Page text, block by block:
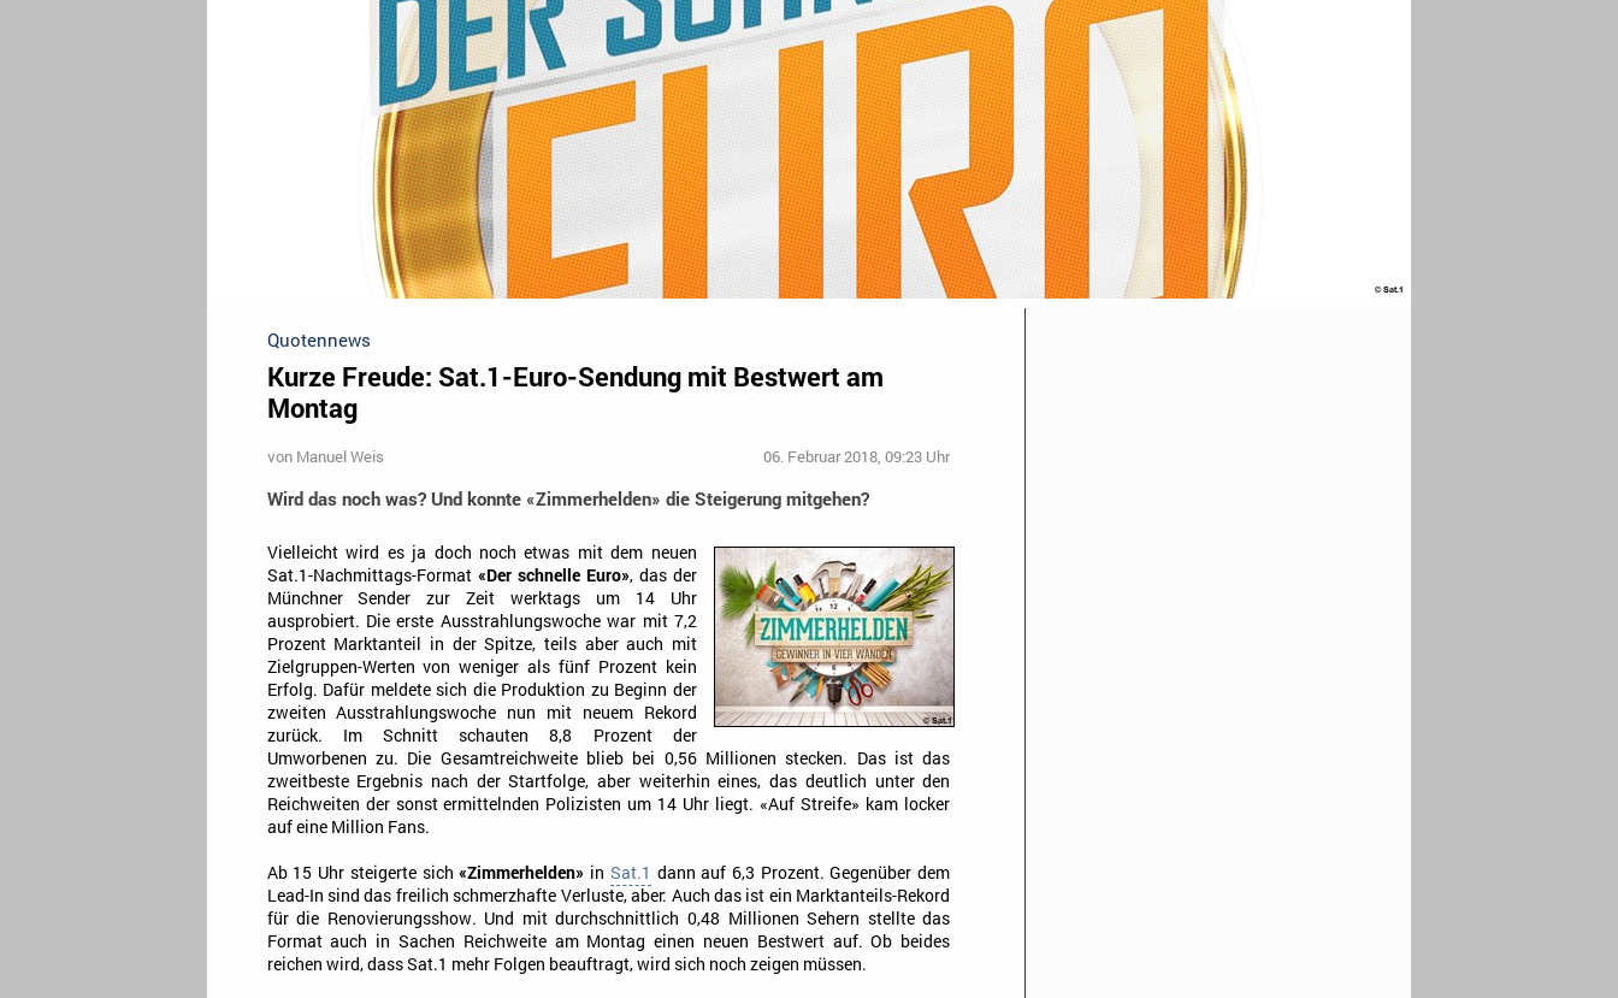
Quotennews
Kurze Freude: Sat.1-Euro-Sendung mit Bestwert am
Montag
von Manuel Weis 06. Februar 2018, 09:23 Uhr
Wird das noch was? Und konnte «Zimmerhelden» die Steigerung mitgehen?
Vielleicht wird es ja doch noch etwas mit dem neuen
Sat.1-Nachmittags-Format «Der schnelle Euro», das der
Münchner Sender zur Zeit werktags um 14 Uhr
ausprobiert. Die erste Ausstrahlungswoche war mit 7,2
Prozent Marktanteil in der Spitze, teils aber auch mit
Zielgruppen-Werten von weniger als fünf Prozent kein
Erfolg. Dafür meldete sich die Produktion zu Beginn der
zweiten Ausstrahlungswoche nun mit neuem Rekord
zurück. Im Schnitt schauten 8,8 Prozent der
Umworbenen zu. Die Gesamtreichweite blieb bei 0,56 Millionen stecken. Das ist das
zweitbeste Ergebnis nach der Startfolge, aber weiterhin eines, das deutlich unter den
Reichweiten der sonst ermittelnden Polizisten um 14 Uhr liegt. «Auf Streife» kam locker
auf eine Million Fans.
Ab 15 Uhr steigerte sich«Zimmerhelden» in Sat.1 dann auf 6,3 Prozent. Gegenüber dem
Lead-In sind das freilich schmerzhafte Verluste, aber: Auch das ist ein Marktanteils-Rekord
für die Renovierungsshow. Und mit durchschnittlich 0,48 Millionen Sehern stellte das
Format auch in Sachen Reichweite am Montag einen neuen Bestwert auf. Ob beides
reichen wird, dass Sat.1 mehr Folgen beauftragt, wird sich noch zeigen müssen.